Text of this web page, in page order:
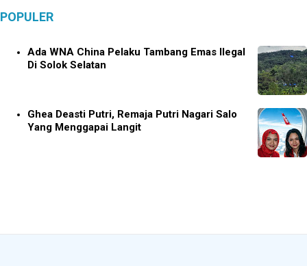
POPULER
Ada WNA China Pelaku Tambang Emas Ilegal
Di Solok Selatan
Ghea Deasti Putri, Remaja Putri Nagari Salo
Yang Menggapai Langit